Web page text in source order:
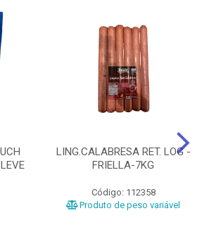
LING.CALABRESA RET. LOG -
FRIELLA-7KG
Código: 112358
Produto de peso variável